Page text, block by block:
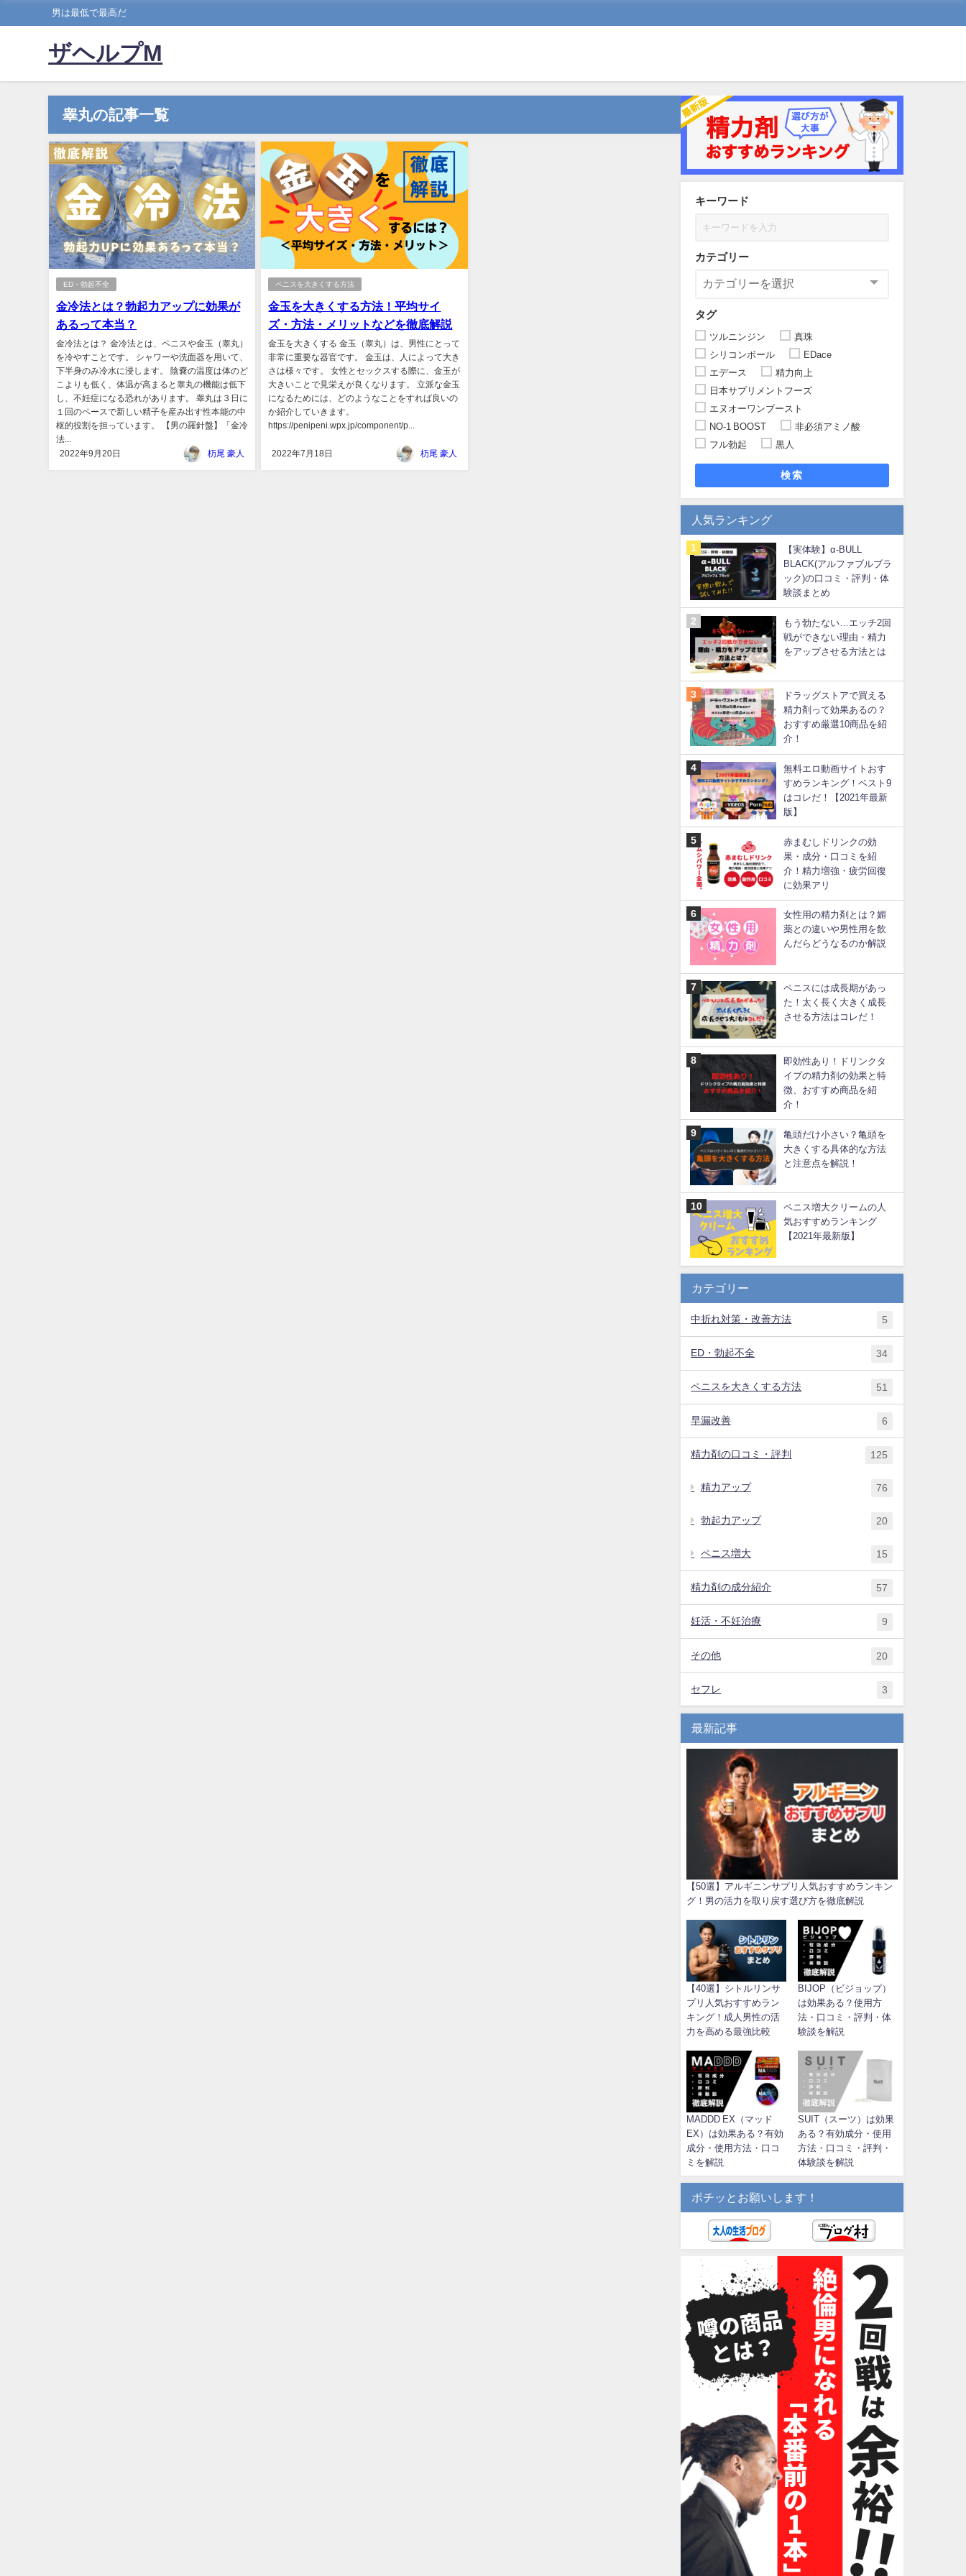
男は最低で最高だ
ザヘルプM
睾丸の記事一覧
ED・勃起不全
金冷法とは？勃起力アップに効果が
あるって本当？
金冷法とは？ 金冷法とは、ペニスや金玉（睾丸）
を冷やすことです。 シャワーや洗面器を用いて、
下半身のみ冷水に浸します。 陰嚢の温度は体のど
こよりも低く、体温が高まると睾丸の機能は低下
し、不妊症になる恐れがあります。 睾丸は３日に
１回のペースで新しい精子を産み出す性本能の中
枢的役割を担っています。 【男の羅針盤】「金冷
法...
2022年9月20日
杤尾 豪人
ペニスを大きくする方法
金玉を大きくする方法！平均サイ
ズ・方法・メリットなどを徹底解説
金玉を大きくする 金玉（睾丸）は、男性にとって
非常に重要な器官です。 金玉は、人によって大き
さは様々です。 女性とセックスする際に、金玉が
大きいことで見栄えが良くなります。 立派な金玉
になるためには、どのようなことをすれば良いの
か紹介していきます。
https://penipeni.wpx.jp/component/p...
2022年7月18日 杤尾 豪人
キーワード
カテゴリー
タグ
ツルニンジン
真珠
シリコンボール
EDace
エデース
精力向上
日本サプリメントフーズ
エヌオーワンブースト
NO-1 BOOST
非必須アミノ酸
フル勃起
黒人
検索
人気ランキング
【実体験】α-BULL
BLACK(アルファブルブラ
ック)の口コミ・評判・体
験談まとめ
もう勃たない…エッチ2回
戦ができない理由・精力
をアップさせる方法とは
ドラッグストアで買える
精力剤って効果あるの？
おすすめ厳選10商品を紹
介！
無料エロ動画サイトおす
すめランキング！ベスト9
はコレだ！【2021年最新
版】
赤まむしドリンクの効
果・成分・口コミを紹
介！精力増強・疲労回復
に効果アリ
女性用の精力剤とは？媚
薬との違いや男性用を飲
んだらどうなるのか解説
ペニスには成長期があっ
た！太く長く大きく成長
させる方法はコレだ！
即効性あり！ドリンクタ
イプの精力剤の効果と特
徴、おすすめ商品を紹
介！
亀頭だけ小さい？亀頭を
大きくする具体的な方法
と注意点を解説！
ペニス増大クリームの人
気おすすめランキング
【2021年最新版】
カテゴリー
中折れ対策・改善方法 5
ED・勃起不全 34
ペニスを大きくする方法 51
早漏改善 6
精力剤の口コミ・評判 125
精力アップ 76
勃起力アップ 20
ペニス増大 15
精力剤の成分紹介 57
妊活・不妊治療 9
その他 20
セフレ 3
最新記事
【50選】アルギニンサプリ人気おすすめランキン
グ！男の活力を取り戻す選び方を徹底解説
【40選】シトルリンサ
プリ人気おすすめラン
キング！成人男性の活
力を高める最強比較
BIJOP（ビジョップ）
は効果ある？使用方
法・口コミ・評判・体
験談を解説
MADDD EX（マッド
EX）は効果ある？有効
成分・使用方法・口コ
ミを解説
SUIT（スーツ）は効果
ある？有効成分・使用
方法・口コミ・評判・
体験談を解説
ポチッとお願いします！